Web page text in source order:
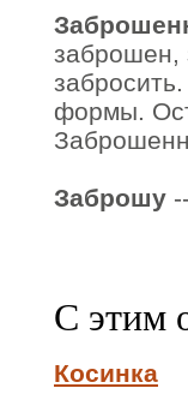
заброшен,
формы.
Заброшу
С этим
Косинка